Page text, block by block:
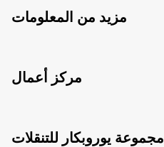
مزيد من المعلومات
مركز أعمال
مجموعة يوروبكار للتنقلات